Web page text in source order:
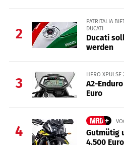
2
PATRITALIA
DUCATI
Ducati
werden
3
HERO
A2-
Euro
4
Gutmütig
4.500 Euro